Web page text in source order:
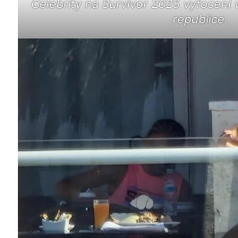
Celebrity na Survivor 2025 vyfocení
republice.